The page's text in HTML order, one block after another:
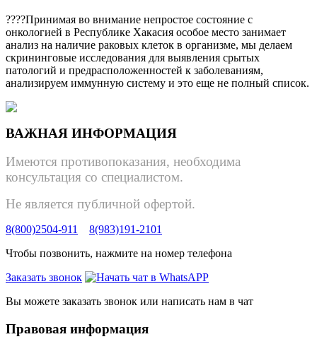
????Принимая во внимание непростое состояние с
онкологией в Республике Хакасия особое место занимает
анализ на наличие раковых клеток в организме, мы делаем
скрининговые исследования для выявления срытых
патологий и предрасположенностей к заболеваниям,
анализируем иммунную систему и это еще не полный список.
ВАЖНАЯ ИНФОРМАЦИЯ
Имеются противопоказания, необходима
консультация со специалистом.
Не является публичной офертой.
8(800)2504-911
8(983)191-2101
Чтобы позвонить, нажмите на номер телефона
Заказать звонок
Вы можете заказать звонок или написать нам в чат
Правовая информация